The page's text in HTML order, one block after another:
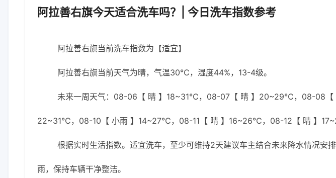
阿拉善右旗今天适合洗车吗？| 今日洗车指数参考
阿拉善右旗当前洗车指数为【适宜】
阿拉善右旗当前天气为晴，气温30℃，湿度44%，13-4级。
未来一周天气：08-06【 晴 】18~31℃，08-07【 晴 】20~29℃，08-08
22~31℃，08-10【 小雨 】14~27℃，08-11【 晴 】16~26℃，08-12【 晴 】
根据实时生活指数。适宜洗车，至少可维持2天建议车主结合未来降水情况安
雨，保持车辆干净整洁。